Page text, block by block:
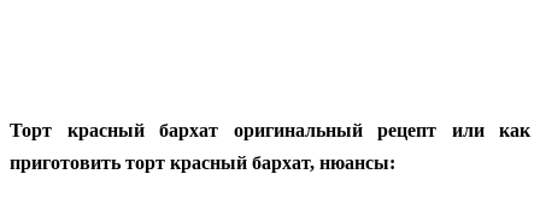
Торт красный бархат оригинальный рецепт или как
приготовить торт красный бархат, нюансы: